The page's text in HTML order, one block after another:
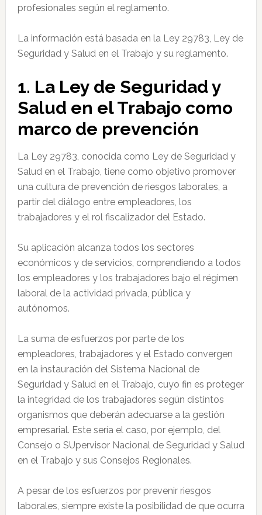
profesionales según el reglamento.
La información está basada en la Ley 29783, Ley de
Seguridad y Salud en el Trabajo y su reglamento.
1. La Ley de Seguridad y
Salud en el Trabajo como
marco de prevención
La Ley 29783, conocida como Ley de Seguridad y
Salud en el Trabajo, tiene como objetivo promover
una cultura de prevención de riesgos laborales, a
partir del diálogo entre empleadores, los
trabajadores y el rol fiscalizador del Estado.
Su aplicación alcanza todos los sectores
económicos y de servicios, comprendiendo a todos
los empleadores y los trabajadores bajo el régimen
laboral de la actividad privada, pública y
autónomos.
La suma de esfuerzos por parte de los
empleadores, trabajadores y el Estado convergen
en la instauración del Sistema Nacional de
Seguridad y Salud en el Trabajo, cuyo fin es proteger
la integridad de los trabajadores según distintos
organismos que deberán adecuarse a la gestión
empresarial. Este sería el caso, por ejemplo, del
Consejo o SUpervisor Nacional de Seguridad y Salud
en el Trabajo y sus Consejos Regionales.
A pesar de los esfuerzos por prevenir riesgos
laborales, siempre existe la posibilidad de que ocurra